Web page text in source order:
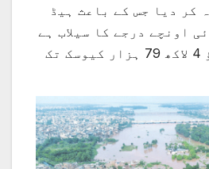
کر دیا جس کے باعث ہیڈ
اونچے درجے کا سیلاب ہے
اور پانی کا بہاؤ 4 لاکھ 79 ہزار کیوسک تک